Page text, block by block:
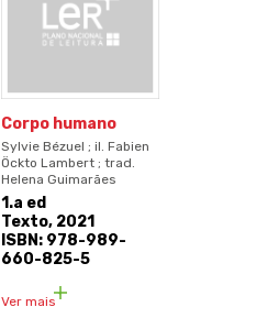
Corpo humano
Sylvie Bézuel ; il. Fabien
Öckto Lambert ; trad.
Helena Guimarães
1.a ed
Texto, 2021
ISBN: 978-989-
660-825-5
Ver mais